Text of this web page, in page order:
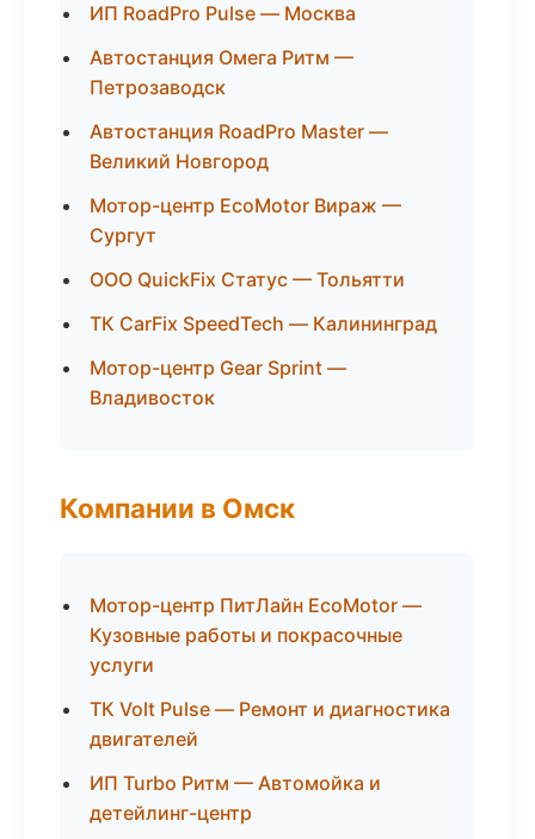
ИП RoadPro Pulse — Москва
Автостанция Омега Ритм —
Петрозаводск
Автостанция RoadPro Master —
Великий Новгород
Мотор-центр EcoMotor Вираж —
Сургут
ООО QuickFix Статус — Тольятти
ТК CarFix SpeedTech — Калининград
Мотор-центр Gear Sprint —
Владивосток
Компании в Омск
Мотор-центр ПитЛайн EcoMotor —
Кузовные работы и покрасочные
услуги
ТК Volt Pulse — Ремонт и диагностика
двигателей
ИП Turbo Ритм — Автомойка и
детейлинг-центр